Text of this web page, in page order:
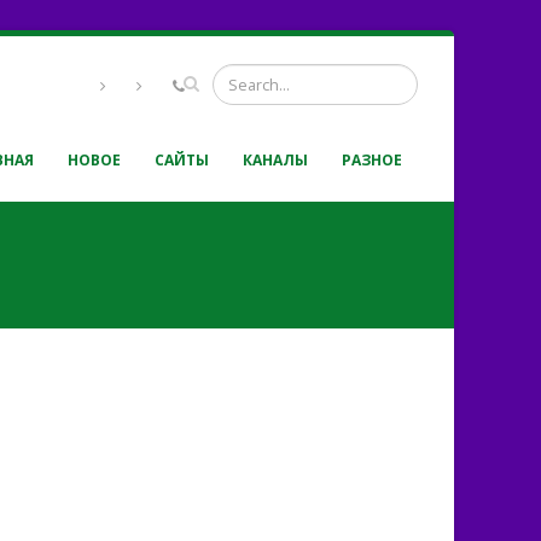
НОВОЕ САЙТЫ КАНАЛЫ РАЗНОЕ